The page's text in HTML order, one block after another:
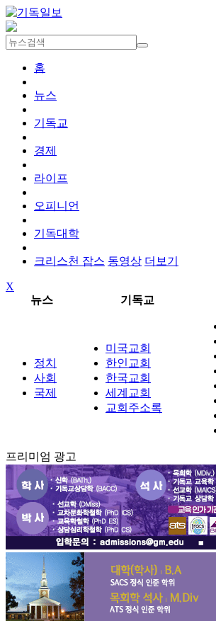
홈
뉴스
기독교
경제
라이프
오피니언
기독대학
크리스천 잡스 동영상 더보기
X
뉴스
기독교
정치
사회
국제
미국교회
한인교회
한국교회
세계교회
교회주소록
프리미엄 광고